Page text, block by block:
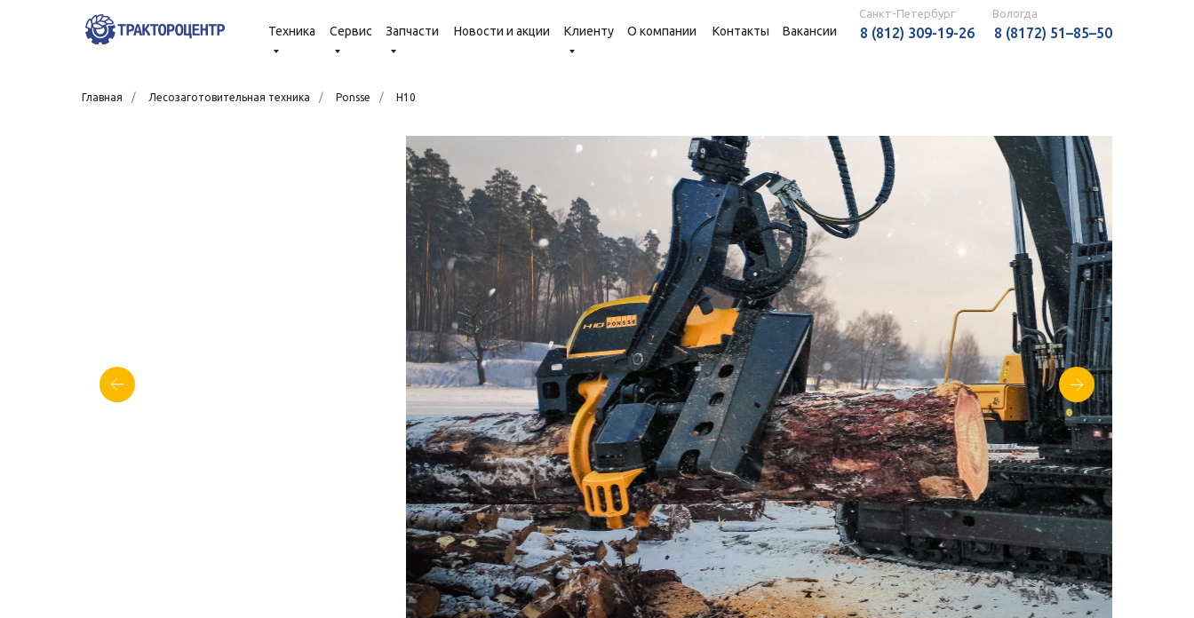
Техника Сервис Запчасти Новости и акции Клиенту О компании Вакансии 8 (812) 309-19-26
Санкт-Петербург
8 (8172) 51–85–50
Вологда
Контакты
Главная / Лесозаготовительная техника / Ponsse / H10